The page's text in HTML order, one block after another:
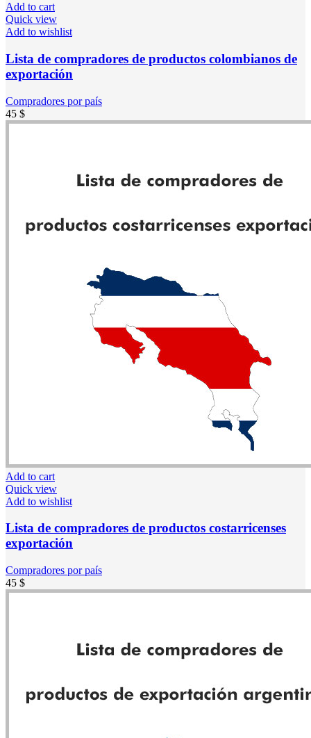
Add to cart
Quick view
Add to wishlist
Lista de compradores de productos colombianos de
exportación
Compradores por país
45 $
Add to cart
Quick view
Add to wishlist
Lista de compradores de productos costarricenses
exportación
Compradores por país
45 $